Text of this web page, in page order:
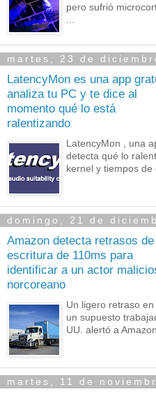
pero sufrió
martes, 23 de
LatencyMon es una app
analiza tu PC y te dice al
momento qué lo está
ralentizando
LatencyMon , una
detecta qué lo
kernel y tiempos de
domingo, 21 de
Amazon detecta retrasos de
escritura de 110ms para
identificar a un actor
norcoreano
Un ligero retraso
un supuesto
UU. alertó a
martes, 11 de